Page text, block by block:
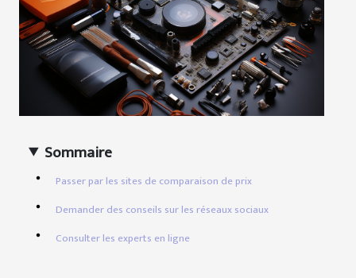
Sommaire
Passer par les sites de comparaison de prix
Demander des conseils sur les réseaux sociaux
Consulter les experts en ligne